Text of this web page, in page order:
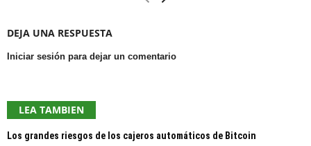
DEJA UNA RESPUESTA
Iniciar sesión para dejar un comentario
LEA TAMBIEN
Los grandes riesgos de los cajeros automáticos de Bitcoin